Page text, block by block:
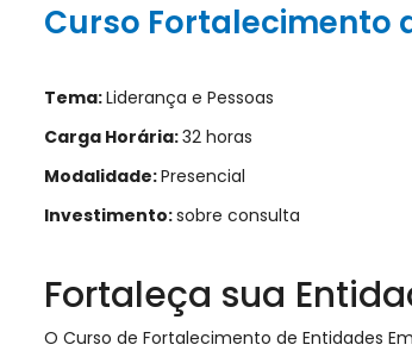
Curso Fortalecimento
Tema:Liderança e Pessoas
Carga Horária:32 horas
Modalidade:Presencial
Investimento:sobre consulta
Fortaleça sua
O Curso de Fortalecimento de Entidades